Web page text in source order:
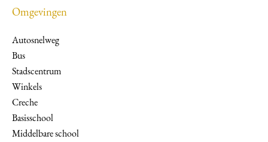
Omgevingen
Autosnelweg
Bus
Stadscentrum
Winkels
Creche
Basisschool
Middelbare school